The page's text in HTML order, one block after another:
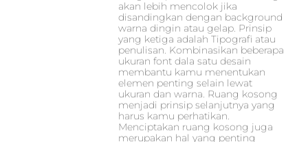
akan lebih mencolok jika
disandingkan dengan background
warna dingin atau gelap. Prinsip
yang ketiga adalah Tipografi atau
penulisan. Kombinasikan beberapa
ukuran font dala satu desain
membantu kamu menentukan
elemen penting selain lewat
ukuran dan warna. Ruang kosong
menjadi prinsip selanjutnya yang
harus kamu perhatikan.
Menciptakan ruang kosong juga
merupakan hal yang penting